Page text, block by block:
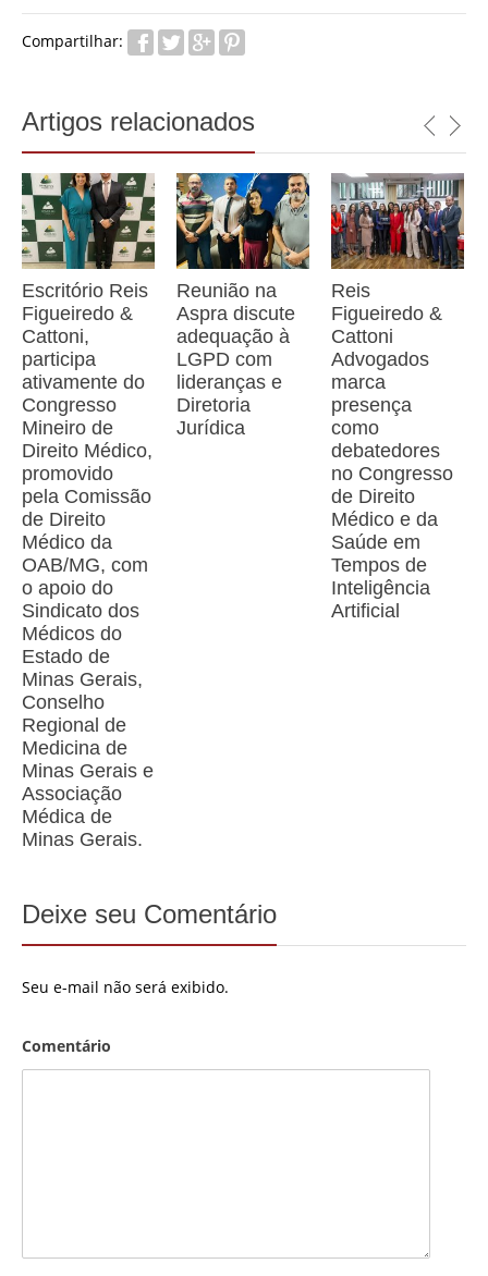
Compartilhar:
Artigos relacionados
Escritório Reis
Figueiredo &
Cattoni,
participa
ativamente do
Congresso
Mineiro de
Direito Médico,
promovido
pela Comissão
de Direito
Médico da
OAB/MG, com
o apoio do
Sindicato dos
Médicos do
Estado de
Minas Gerais,
Conselho
Regional de
Medicina de
Minas Gerais e
Associação
Médica de
Minas Gerais.
Reunião na
Aspra discute
adequação à
LGPD com
lideranças e
Diretoria
Jurídica
Reis
Figueiredo &
Cattoni
Advogados
marca
presença
como
debatedores
no Congresso
de Direito
Médico e da
Saúde em
Tempos de
Inteligência
Artificial
Deixe seu Comentário
Seu e-mail não será exibido.
Comentário